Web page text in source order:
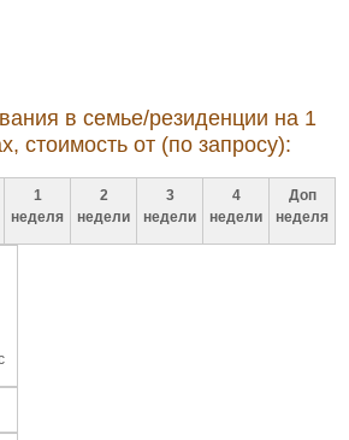
в семье/резиденции на 1
стоимость от (по запросу):
1
неделя
2
недели
3
недели
4
недели
Доп
неделя